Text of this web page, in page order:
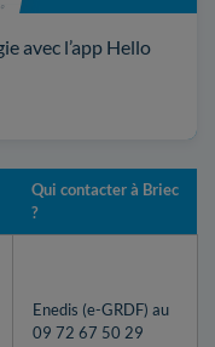
avec l’app Hello
Qui contacter à Briec
?
Enedis (e-GRDF) au
09 72 67 50 29